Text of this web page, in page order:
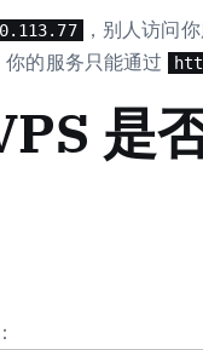
，别人访问
你的服务只能通过
是